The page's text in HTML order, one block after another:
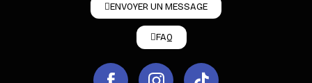
ENVOYER UN MESSAGE
FAQ